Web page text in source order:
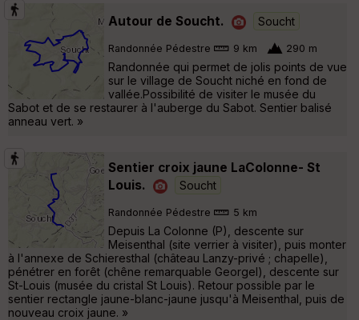
Autour de Soucht. Soucht
Randonnée Pédestre 9 km 290 m
Randonnée qui permet de jolis points de vue
sur le village de Soucht niché en fond de
vallée.Possibilité de visiter le musée du
Sabot et de se restaurer à l'auberge du Sabot. Sentier balisé
anneau vert. »
Sentier croix jaune LaColonne- St
Louis.
Soucht
Randonnée Pédestre 5 km
Depuis La Colonne (P), descente sur
Meisenthal (site verrier à visiter), puis monter
à l'annexe de Schieresthal (château Lanzy-privé ; chapelle),
pénétrer en forêt (chêne remarquable Georgel), descente sur
St-Louis (musée du cristal St Louis). Retour possible par le
sentier rectangle jaune-blanc-jaune jusqu'à Meisenthal, puis de
nouveau croix jaune. »